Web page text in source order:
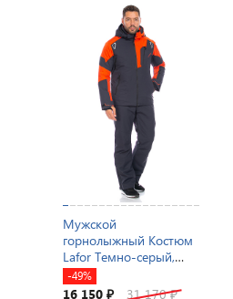
Мужской
горнолыжный Костюм
Lafor Темно-серый,
767053K1
-49%
16 150 ₽ 31 170₽